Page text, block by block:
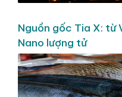
Nguồn gốc Tia X: từ
Nano lượng tử